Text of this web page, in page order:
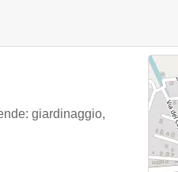
giardinaggio,